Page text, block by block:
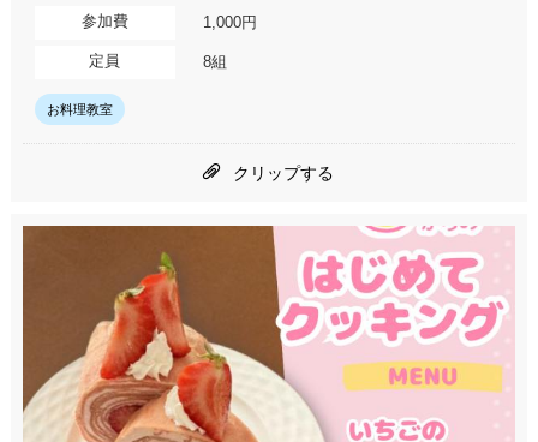
参加費 1,000円
定員 8組
お料理教室
クリップする